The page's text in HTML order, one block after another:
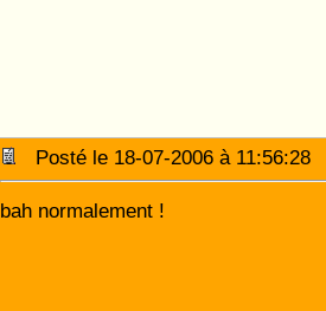
Posté le 18-07-2006 à
bah normalement !